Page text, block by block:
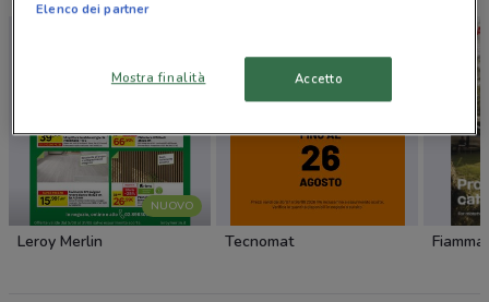
NUOVO
Leroy Merlin Tecnomat Fiamma
Elenco dei partner
Mostra finalità Accetto